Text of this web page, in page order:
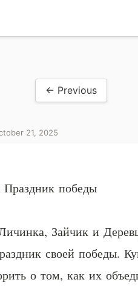
← Previous
21, 2025
Праздник победы
Зайчик и
своей победы.
о том, как их